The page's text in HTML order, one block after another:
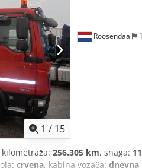
1 / 15
Roosendaal
256.305 km, snaga:
crvena, kabina vozača: dnevna